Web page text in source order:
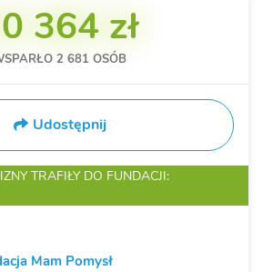
364 zł
2 681 OSÓB
Udostępnij
TRAFIŁY DO FUNDACJI:
Mam Pomysł